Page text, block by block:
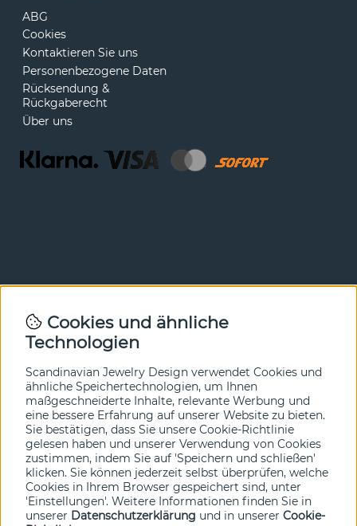
ABG
Cookies
Kontaktieren Sie uns
Personenbezogene Daten
Rücksendung &
Rückgaberecht
Über uns
Newsletter
In unserem Newsletter erfahren Sie vor allen anderen
hier an.
Ja bitte!
Cookies und ähnliche
Technologien
Scandinavian Jewelry Design verwendet Cookies und
ähnliche Speichertechnologien, um Ihnen
maßgeschneiderte Inhalte, relevante Werbung und
eine bessere Erfahrung auf unserer Website zu bieten.
Sie bestätigen, dass Sie unsere Cookie-Richtlinie
gelesen haben und unserer Verwendung von Cookies
zustimmen, indem Sie auf 'Speichern und schließen'
klicken. Sie können jederzeit selbst überprüfen, welche
Cookies in Ihrem Browser gespeichert sind, unter
'Einstellungen'. Weitere Informationen finden Sie in
unserer Datenschutzerklärung und in unserer Cookie-